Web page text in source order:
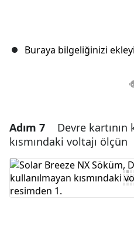
Buraya bilgeliğinizi
Yorum Ekle
Adım 7
Devre kartının
kısmındaki voltajı ölçün